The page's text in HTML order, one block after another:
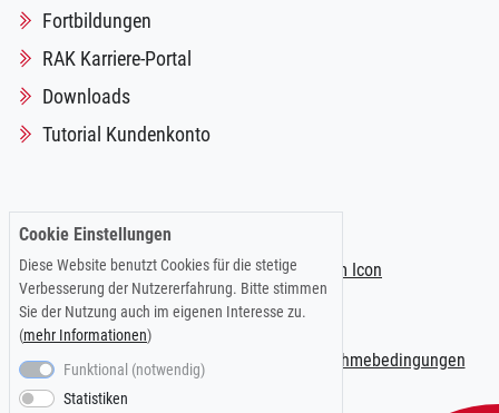
Fortbildungen
RAK Karriere-Portal
Downloads
Tutorial Kundenkonto
Impressum |Datenschutzerklärung Teilnahmebedingungen
Cookie Einstellungen
Diese Website benutzt Cookies für die stetige
Verbesserung der Nutzererfahrung. Bitte stimmen
Sie der Nutzung auch im eigenen Interesse zu.
(mehr Informationen)
Funktional (notwendig)
Statistiken